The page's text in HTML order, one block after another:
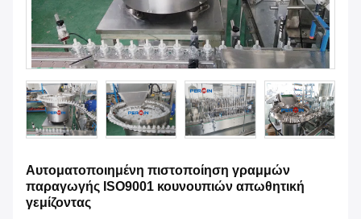
Αυτοματοποιημένη πιστοποίηση γραμμών
παραγωγής ISO9001 κουνουπιών απωθητική
γεμίζοντας